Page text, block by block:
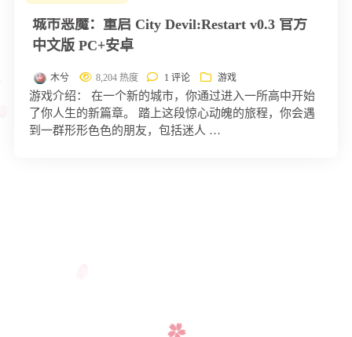
城市恶魔：重启 City Devil:Restart v0.3 官方
中文版 PC+安卓
木兮 8,204 热度 1 评论 游戏
游戏介绍： 在一个新的城市，你通过进入一所高中开始
了你人生的新篇章。 踏上这段惊心动魄的旅程，你会遇
到一群形形色色的朋友，包括迷人 …